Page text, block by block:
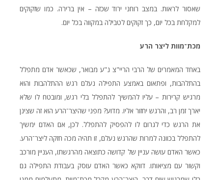
שאסור לראות. במצב רוחני ירוד שכזה – אין ברירה. כמו שזקוקים
למקלחת בכל יום, כך זקוקים לטבילה במקווה בכל יום.
מכת־מוות ליצר הרע
באחד המאמרים של הרבי הריי"צ נ"ע מבואר, שכאשר אדם מתפלל
בהתלהבות, ופתאום באמצע התפילה נעלם רגש ההתלהבות והוא
מרגיש קרירות – עליו להמשיך להתפלל בלי רגש, ומובטח לו שלא
יארך זמן רב, והרגש יחזור אליו. מדוע? מפני שהיצר־הרע הוא זה שצינן
את הרגש כדי לגרום לו להפסיק להתפלל. לכן, אם האדם ימשיך
להתפלל בכוונה למרות שהרגש נעלם, זו תהיה מכה חזקה ליצר־הרע.
כאשר האדם עושה עניין של קדושה כתוצאה מהרגשתו, העניין מורכב
וקשור עם מציאותו. דווקא כאשר האדם עוסק בעבודת התפילה גם